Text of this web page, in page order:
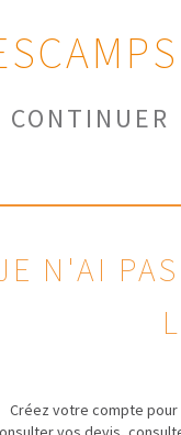
N'AI
Créez votre compte